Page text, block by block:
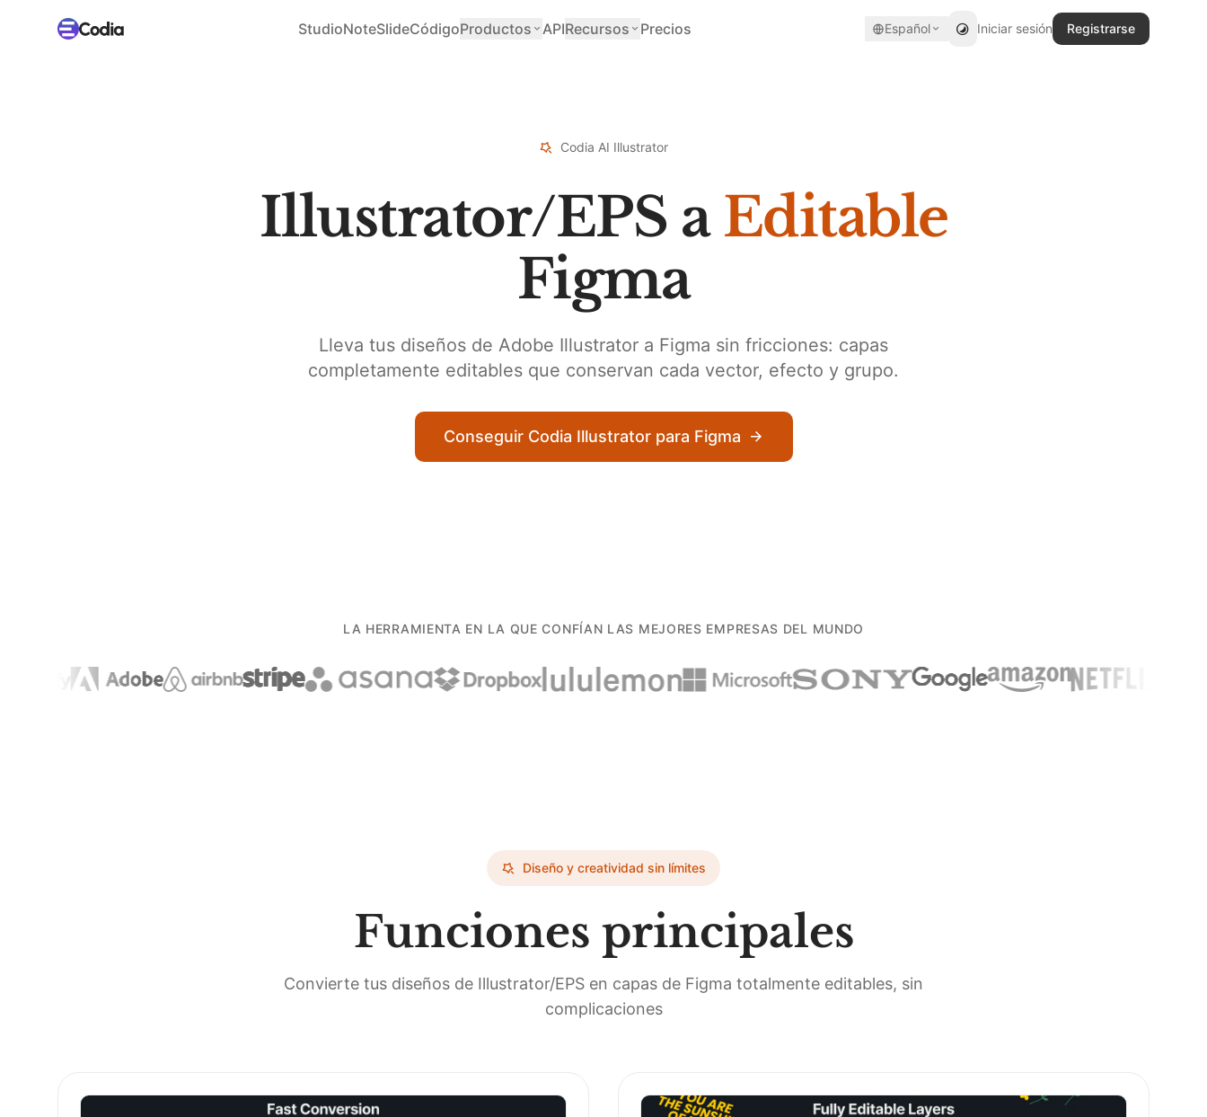
StudioNoteSlideCódigoProductos APIRecursos Precios Español Iniciar sesión Registrarse
Codia AI Illustrator
Illustrator/EPS a Editable
Figma
Lleva tus diseños de Adobe Illustrator a Figma sin fricciones: capas
completamente editables que conservan cada vector, efecto y grupo.
Conseguir Codia Illustrator para Figma
LA HERRAMIENTA EN LA QUE CONFÍAN LAS MEJORES EMPRESAS DEL MUNDO
Diseño y creatividad sin límites
Funciones principales
Convierte tus diseños de Illustrator/EPS en capas de Figma totalmente editables, sin
complicaciones